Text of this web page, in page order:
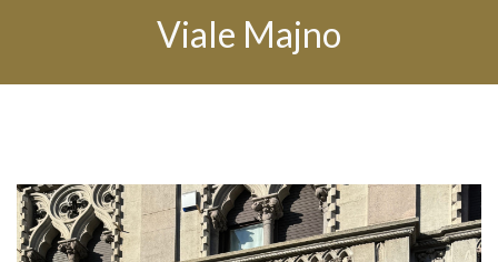
Viale Majno